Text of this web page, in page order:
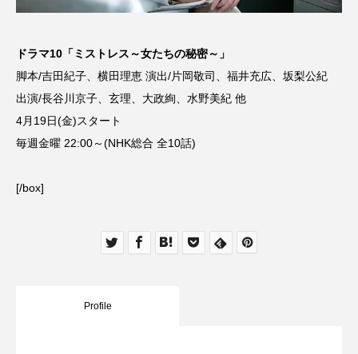
ドラマ10「ミストレス～女たちの秘密～」
脚本/吉田紀子、横田理恵 演出/片岡敬司、福井充広、坂梨公紀
出演/長谷川京子、玄理、大政絢、水野美紀 他
4月19日(金)スタート
毎週金曜 22:00～(NHK総合 全10話)
[/box]
Profile